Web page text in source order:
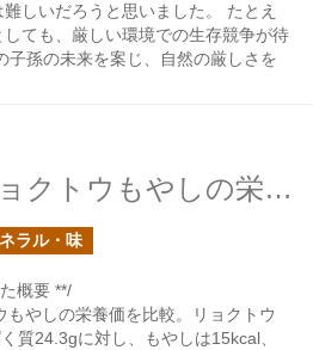
しいだろうと思いました。 たとえ
ても、厳しい環境での生存競争が待
子孫の未来を案じ、自然の厳しさを
リョクトウとリョクトウもやしの栄養価
ラル・味
概要 **/
もやしの栄養価を比較。リョクトウ
質24.3gに対し、もやしは15kcal、